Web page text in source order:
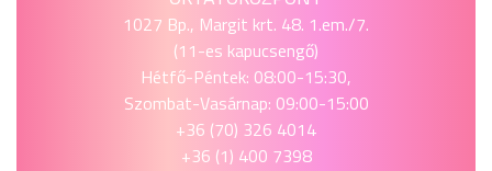
1027 Bp., Margit krt. 48. 1.em./7.
(11-es kapucsengő)
Hétfő-Péntek: 08:00-15:30,
Szombat-Vasárnap: 09:00-15:00
+36 (70) 326 4014
+36 (1) 400 7398